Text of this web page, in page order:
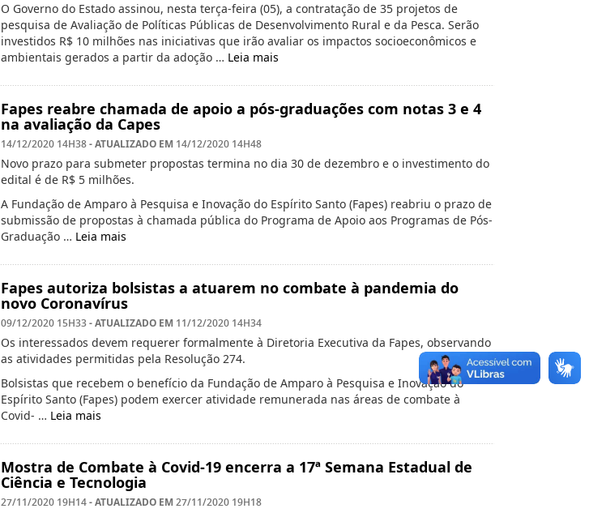
O Governo do Estado assinou, nesta terça-feira (05), a contratação de 35 projetos de
pesquisa de Avaliação de Políticas Públicas de Desenvolvimento Rural e da Pesca. Serão
investidos R$ 10 milhões nas iniciativas que irão avaliar os impactos socioeconômicos e
ambientais gerados a partir da adoção … Leia mais
Fapes reabre chamada de apoio a pós-graduações com notas 3 e 4
na avaliação da Capes
14/12/2020 14H38- ATUALIZADO EM 14/12/2020 14H48
Novo prazo para submeter propostas termina no dia 30 de dezembro e o investimento do
edital é de R$ 5 milhões.
A Fundação de Amparo à Pesquisa e Inovação do Espírito Santo (Fapes) reabriu o prazo de
submissão de propostas à chamada pública do Programa de Apoio aos Programas de Pós-
Graduação … Leia mais
Fapes autoriza bolsistas a atuarem no combate à pandemia do
novo Coronavírus
09/12/2020 15H33- ATUALIZADO EM 11/12/2020 14H34
Os interessados devem requerer formalmente à Diretoria Executiva da Fapes, observando
as atividades permitidas pela Resolução 274.
Bolsistas que recebem o benefício da Fundação de Amparo à Pesquisa e Inovação do
Espírito Santo (Fapes) podem exercer atividade remunerada nas áreas de combate à
Covid- … Leia mais
Mostra de Combate à Covid-19 encerra a 17ª Semana Estadual de
Ciência e Tecnologia
27/11/2020 19H14- ATUALIZADO EM 27/11/2020 19H18